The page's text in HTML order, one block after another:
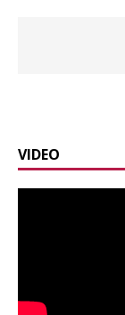
VIDEO